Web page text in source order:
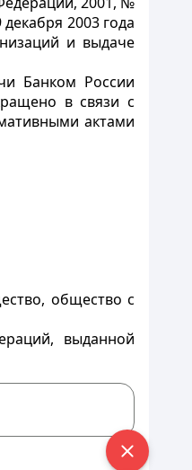
2003 года
и выдаче
Банком России
в связи с
актами
общество с
выданной